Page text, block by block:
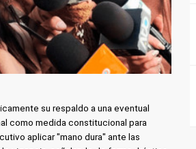
su respaldo a una eventual
como medida constitucional para
aplicar "mano dura" ante las